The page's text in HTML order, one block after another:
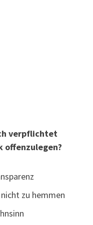
verpflichtet
offenzulegen?
zu hemmen